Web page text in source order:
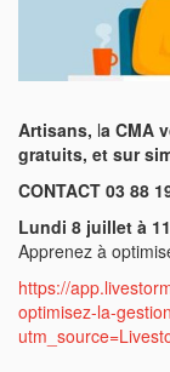
Artisans, la CMA
gratuits, et sur
CONTACT 03 88
Lundi 8 juillet à
Apprenez à
https://
optimisez-la-